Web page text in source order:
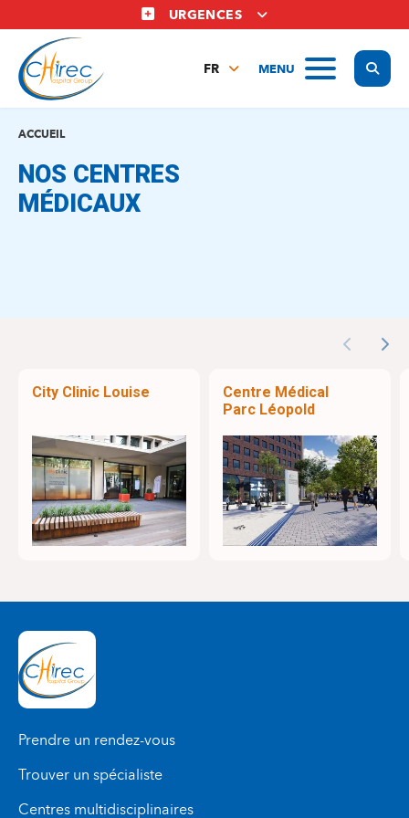
au
contenu
principal
URGENCES
MENU
FR
ACCUEIL
NOS CENTRES
MÉDICAUX
Previous
City Clinic Louise
Centre Médical
Parc Léopold
Prendre un rendez-vous
Trouver un spécialiste
Centres multidisciplinaires